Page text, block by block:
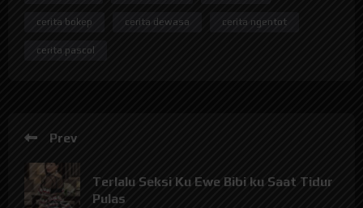
cerita bokep cerita dewasa cerita ngentot
cerita pascol
Prev
Terlalu Seksi Ku Ewe Bibi ku Saat Tidur
Pulas